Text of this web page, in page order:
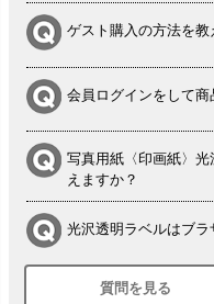
ゲスト購入の方法を教
会員ログインをして
写真用紙〈印画紙〉
えますか？
光沢透明ラベルはブラ
シルバーペーパーに
質問を見る